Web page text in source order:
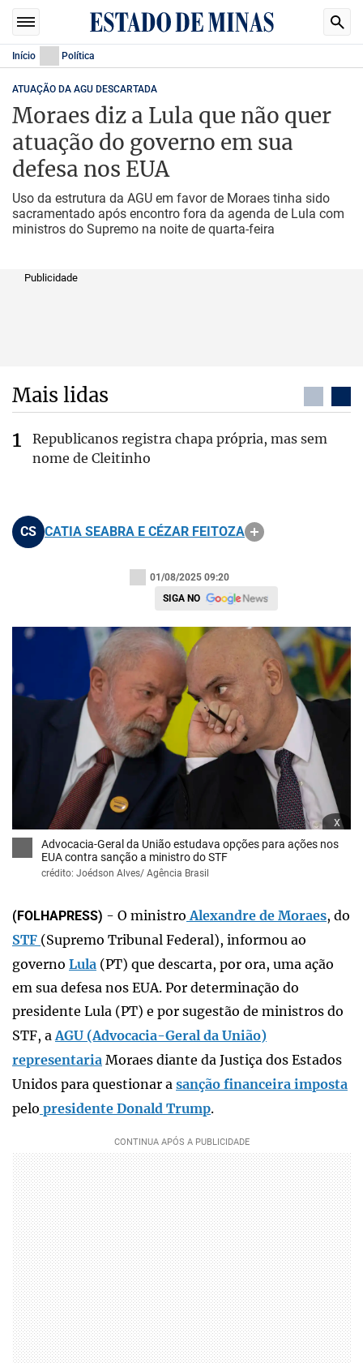
Início Política
ATUAÇÃO DA AGU DESCARTADA
Moraes diz a Lula que não quer
atuação do governo em sua
defesa nos EUA
Uso da estrutura da AGU em favor de Moraes tinha sido
sacramentado após encontro fora da agenda de Lula com
ministros do Supremo na noite de quarta-feira
Publicidade
Mais lidas
Republicanos registra chapa própria, mas sem
nome de Cleitinho
CS CATIA SEABRA E CÉZAR FEITOZA
01/08/2025 09:20
SIGA NO
x
Advocacia-Geral da União estudava opções para ações nos
EUA contra sanção a ministro do STF
crédito: Joédson Alves/ Agência Brasil
(FOLHAPRESS) - O ministro Alexandre de Moraes, do
STF (Supremo Tribunal Federal), informou ao
governo Lula (PT) que descarta, por ora, uma ação
em sua defesa nos EUA. Por determinação do
presidente Lula (PT) e por sugestão de ministros do
STF, aAGU (Advocacia-Geral da União)
representaria Moraes diante da Justiça dos Estados
Unidos para questionar a sanção financeira imposta
pelo presidente Donald Trump.